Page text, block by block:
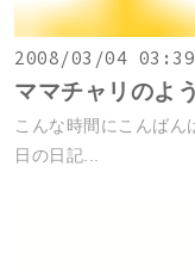
2008/03/04 03:39
ママチャリのよ
こんな時間にこんば
日の日記...